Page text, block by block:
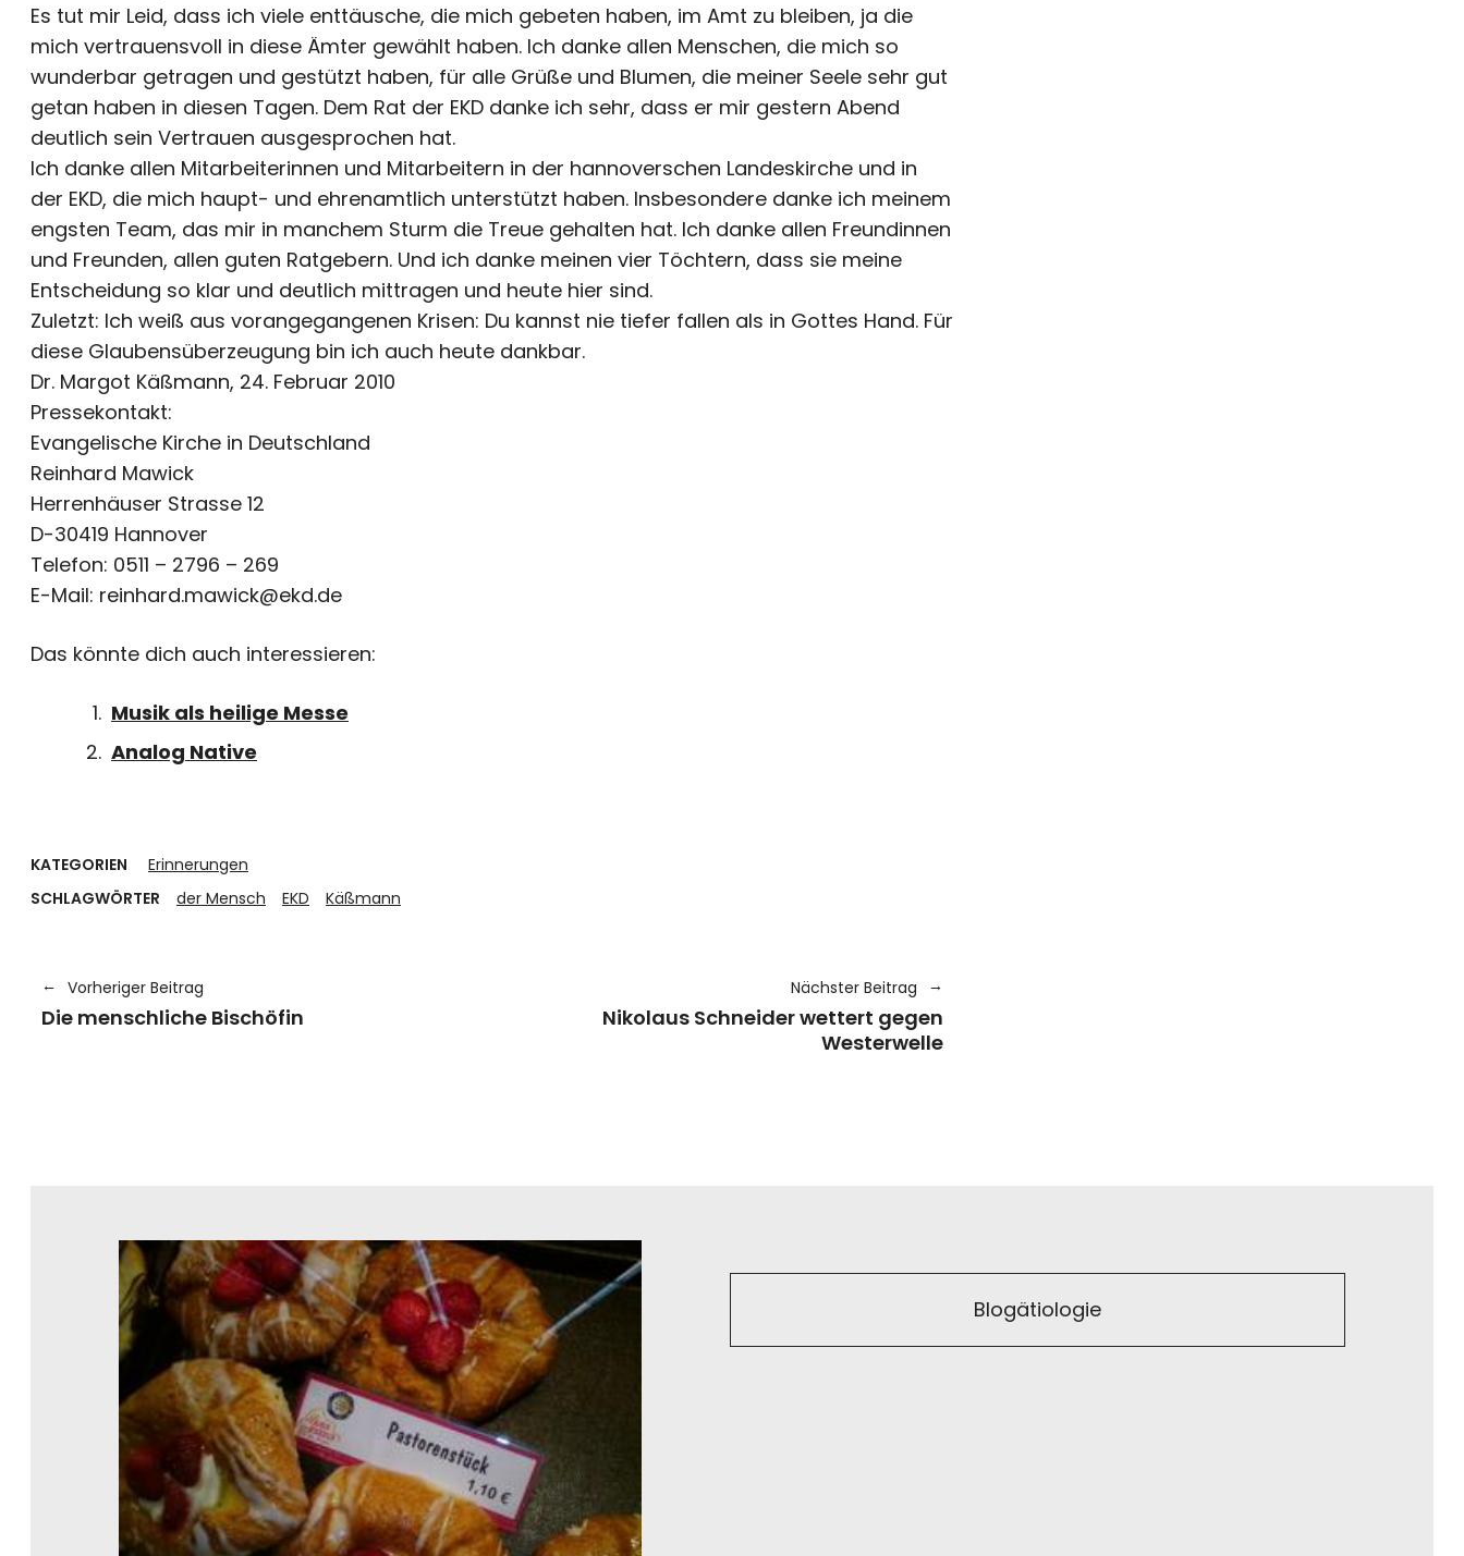
Es tut mir Leid, dass ich viele enttäusche, die mich gebeten haben, im Amt zu bleiben, ja die
mich vertrauensvoll in diese Ämter gewählt haben. Ich danke allen Menschen, die mich so
wunderbar getragen und gestützt haben, für alle Grüße und Blumen, die meiner Seele sehr gut
getan haben in diesen Tagen. Dem Rat der EKD danke ich sehr, dass er mir gestern Abend
deutlich sein Vertrauen ausgesprochen hat.
Ich danke allen Mitarbeiterinnen und Mitarbeitern in der hannoverschen Landeskirche und in
der EKD, die mich haupt- und ehrenamtlich unterstützt haben. Insbesondere danke ich meinem
engsten Team, das mir in manchem Sturm die Treue gehalten hat. Ich danke allen Freundinnen
und Freunden, allen guten Ratgebern. Und ich danke meinen vier Töchtern, dass sie meine
Entscheidung so klar und deutlich mittragen und heute hier sind.
Zuletzt: Ich weiß aus vorangegangenen Krisen: Du kannst nie tiefer fallen als in Gottes Hand. Für
diese Glaubensüberzeugung bin ich auch heute dankbar.
Dr. Margot Käßmann, 24. Februar 2010
Pressekontakt:
Evangelische Kirche in Deutschland
Reinhard Mawick
Herrenhäuser Strasse 12
D-30419 Hannover
Telefon: 0511 – 2796 – 269
E-Mail: reinhard.mawick@ekd.de
Das könnte dich auch interessieren:
Musik als heilige Messe
Analog Native
KATEGORIEN
Erinnerungen
SCHLAGWÖRTER
der Mensch EKD Käßmann
Vorheriger Beitrag
Die menschliche Bischöfin
Nächster Beitrag
Nikolaus Schneider wettert gegen
Westerwelle
Blogätiologie